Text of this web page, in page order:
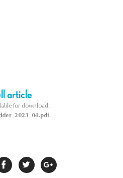
article
for download: